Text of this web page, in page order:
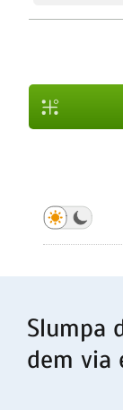
Slumpa
dem via